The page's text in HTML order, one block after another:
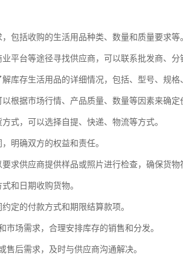
包括收购的生活用品种类、数量和质量要求等
平台等途径寻找供应商，可以联系批发商、
库存生活用品的详细情况，包括、型号、规
根据市场行情、产品质量、数量等因素来确定
式，可以选择自提、快递、物流等方式。
明确双方的权益和责任。
求供应商提供样品或照片进行检查，确保货物
和日期收购货物。
定的付款方式和期限结算款项。
市场需求，合理安排库存的销售和分发。
售后需求，及时与供应商沟通解决。